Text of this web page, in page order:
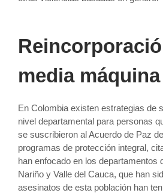
media máquina
En Colombia existen estrategias de
nivel departamental para personas
se suscribieron al Acuerdo de Paz
programas de protección integral,
han enfocado en los departamentos
Nariño y Valle del Cauca, que han
asesinatos de esta población han